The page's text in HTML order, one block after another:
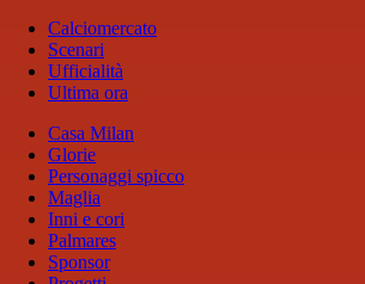
Calciomercato
Scenari
Ufficialità
Ultima ora
Casa Milan
Glorie
Personaggi spicco
Maglia
Inni e cori
Palmares
Sponsor